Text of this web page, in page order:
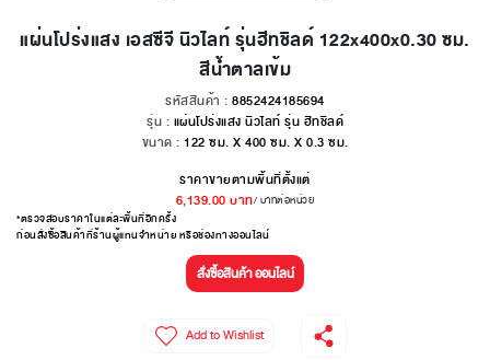
แผ่นโปร่งแสง เอสซีจี นิวไลท์ รุ่นฮีทชิลด์ 122x400x0.30 ซม.
สีน้ำตาลเข้ม
รหัสสินค้า : 8852424185694
รุ่น : แผ่นโปร่งแสง นิวไลท์ รุ่น ฮีทชิลด์
ขนาด : 122 ซม. X 400 ซม. X 0.3 ซม.
ราคาขายตามพื้นที่ตั้งแต่
6,139.00 บาท/ บาทต่อหน่วย
*ตรวจสอบราคาในแต่ละพื้นที่อีกครั้ง
ก่อนสั่งซื้อสินค้าที่ร้านผู้แทนจำหน่าย หรือช่องทางออนไลน์
สั่งซื้อสินค้า ออนไลน์
Add to Wishlist